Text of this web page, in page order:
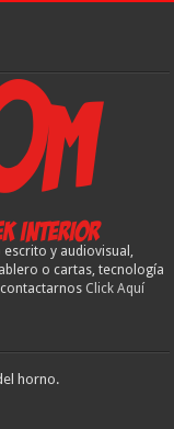
escrito y audiovisual,
o cartas, tecnología
Click Aquí
horno.